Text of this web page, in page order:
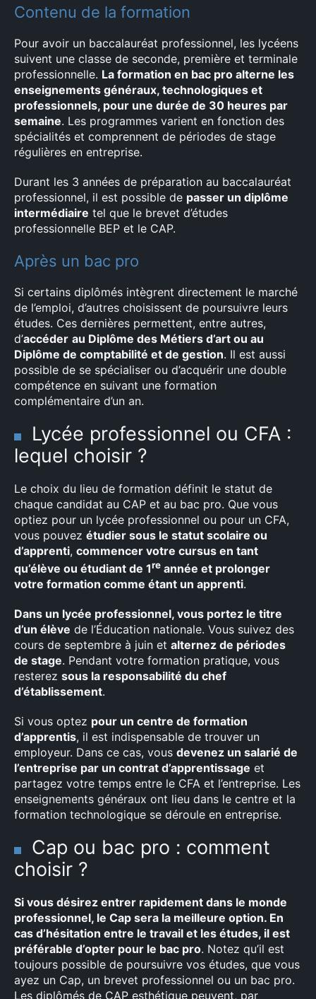
Contenu de la formation
Pour avoir un baccalauréat professionnel, les lycéens
suivent une classe de seconde, première et terminale
professionnelle. La formation en bac pro alterne les
enseignements généraux, technologiques et
professionnels, pour une durée de 30 heures par
semaine. Les programmes varient en fonction des
spécialités et comprennent de périodes de stage
régulières en entreprise.
Durant les 3 années de préparation au baccalauréat
professionnel, il est possible de passer un diplôme
intermédiaire tel que le brevet d’études
professionnelle BEP et le CAP.
Après un bac pro
Si certains diplômés intègrent directement le marché
de l’emploi, d’autres choisissent de poursuivre leurs
études. Ces dernières permettent, entre autres,
d’accéder au Diplôme des Métiers d’art ou au
Diplôme de comptabilité et de gestion. Il est aussi
possible de se spécialiser ou d’acquérir une double
compétence en suivant une formation
complémentaire d’un an.
Lycée professionnel ou CFA :
lequel choisir ?
Le choix du lieu de formation définit le statut de
chaque candidat au CAP et au bac pro. Que vous
optiez pour un lycée professionnel ou pour un CFA,
vous pouvez étudier sous le statut scolaire ou
d’apprenti, commencer votre cursus en tant
qu’élève ou étudiant de 1re année et prolonger
votre formation comme étant un apprenti.
Dans un lycée professionnel, vous portez le titre
d’un élève de l’Éducation nationale. Vous suivez des
cours de septembre à juin et alternez de périodes
de stage. Pendant votre formation pratique, vous
resterez sous la responsabilité du chef
d’établissement.
Si vous optez pour un centre de formation
d’apprentis, il est indispensable de trouver un
employeur. Dans ce cas, vous devenez un salarié de
l’entreprise par un contrat d’apprentissage et
partagez votre temps entre le CFA et l’entreprise. Les
enseignements généraux ont lieu dans le centre et la
formation technologique se déroule en entreprise.
Cap ou bac pro : comment
choisir ?
Si vous désirez entrer rapidement dans le monde
professionnel, le Cap sera la meilleure option. En
cas d’hésitation entre le travail et les études, il est
préférable d’opter pour le bac pro. Notez qu’il est
toujours possible de poursuivre vos études, que vous
ayez un Cap, un brevet professionnel ou un bac pro.
Les diplômés de CAP esthétique peuvent, par
×
Rechercher